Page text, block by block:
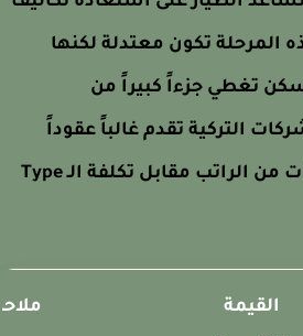
تكون معتدلة لكنها
تغطي جزءاً كبيراً من
التركية تقدم غالباً عقوداً
تدريبية تتضمن خصومات من الراتب مقابل تكلفة الـ Type
القيمة